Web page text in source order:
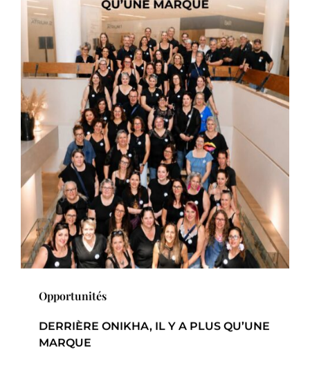
Opportunités
DERRIÈRE ONIKHA, IL Y A PLUS QU’UNE
MARQUE